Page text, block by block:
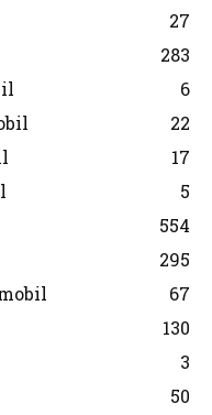
27
283
6
22
17
5
554
295
67
130
3
50